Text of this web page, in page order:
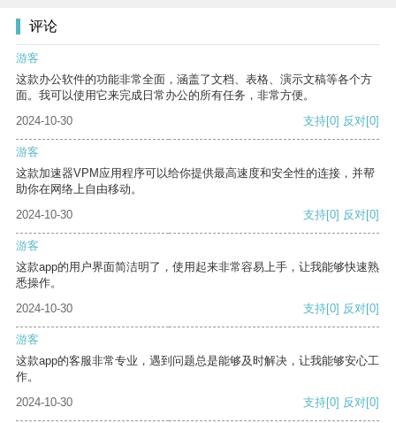
评论
游客
这款办公软件的功能非常全面，涵盖了文档、表格、演示文稿等各个方
面。我可以使用它来完成日常办公的所有任务，非常方便。
2024-10-30
支持[0] 反对[0]
游客
这款加速器VPM应用程序可以给你提供最高速度和安全性的连接，并帮
助你在网络上自由移动。
2024-10-30
支持[0] 反对[0]
游客
这款app的用户界面简洁明了，使用起来非常容易上手，让我能够快速熟
悉操作。
2024-10-30
支持[0] 反对[0]
游客
这款app的客服非常专业，遇到问题总是能够及时解决，让我能够安心工
作。
2024-10-30
支持[0] 反对[0]